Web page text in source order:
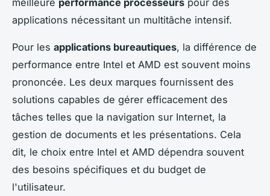
applications nécessitant un multitâche intensif.
Pour les applications bureautiques, la différence de
performance entre Intel et AMD est souvent moins
prononcée. Les deux marques fournissent des
solutions capables de gérer efficacement des
tâches telles que la navigation sur Internet, la
gestion de documents et les présentations. Cela
dit, le choix entre Intel et AMD dépendra souvent
des besoins spécifiques et du budget de
l'utilisateur.